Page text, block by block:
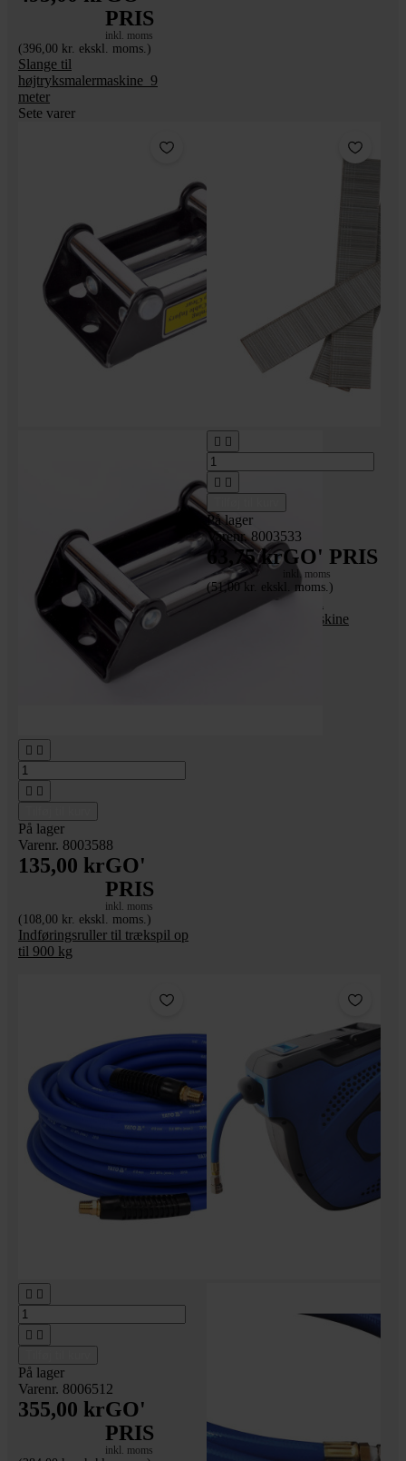
PRIS
inkl. moms
(396,00 kr. ekskl. moms.)
Slange til
højtryksmalermaskine_9
meter
Sete varer
 
 
På lager
Varenr. 8003588
135,00 krGO'
PRIS
inkl. moms
(108,00 kr. ekskl. moms.)
Indføringsruller til trækspil op
til 900 kg
 
 
På lager
Varenr. 8003533
63,75 krGO' PRIS
inkl. moms
(51,00 kr. ekskl. moms.)
14 mm søm/stifter til
ETM1003 hæftemaskine
 
 
På lager
Varenr. 8006512
355,00 krGO'
PRIS
inkl. moms